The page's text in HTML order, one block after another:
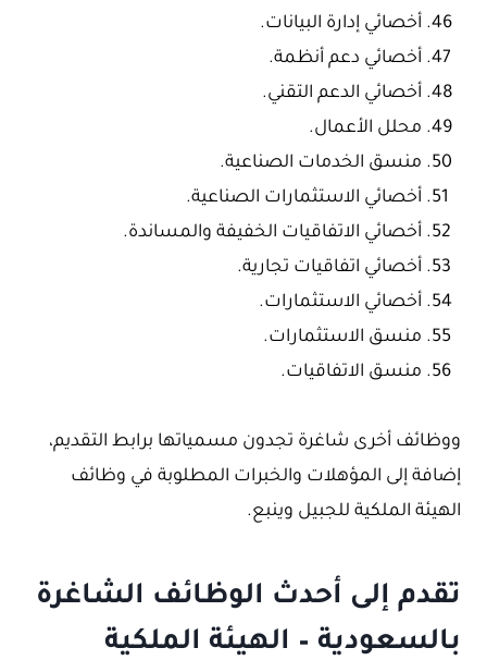
أخصائي إدارة البيانات.
أخصائي دعم أنظمة.
أخصائي الدعم التقني.
محلل الأعمال.
منسق الخدمات الصناعية.
أخصائي الاستثمارات الصناعية.
أخصائي الاتفاقيات الخفيفة والمساندة.
أخصائي اتفاقيات تجارية.
أخصائي الاستثمارات.
منسق الاستثمارات.
منسق الاتفاقيات.
ووظائف أخرى شاغرة تجدون مسمياتها برابط التقديم،
إضافة إلى المؤهلات والخبرات المطلوبة في وظائف
الهيئة الملكية للجبيل وينبع.
تقدم إلى أحدث الوظائف الشاغرة
بالسعودية – الهيئة الملكية